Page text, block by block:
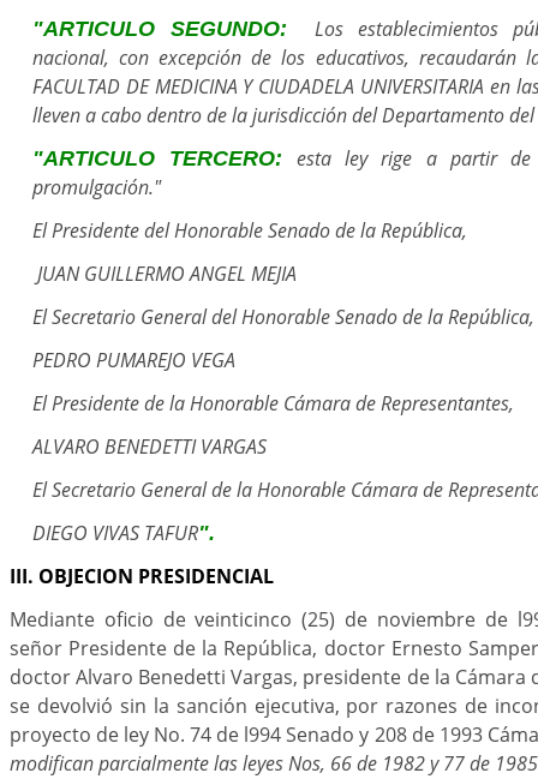
"ARTICULO SEGUNDO:
Los establecimientos
nacional, con excepción de los educativos, recaudarán
FACULTAD DE MEDICINA Y CIUDADELA UNIVERSITARIA en
lleven a cabo dentro de la jurisdicción del Departamento
"ARTICULO TERCERO:esta ley rige a partir
promulgación."
El Presidente del Honorable Senado de la República,
JUAN GUILLERMO ANGEL MEJIA
El Secretario General del Honorable Senado de la República,
PEDRO PUMAREJO VEGA
El Presidente de la Honorable Cámara de Representantes,
ALVARO BENEDETTI VARGAS
El Secretario General de la Honorable Cámara de
DIEGO VIVAS TAFUR".
III. OBJECION PRESIDENCIAL
Mediante oficio de veinticinco (25) de noviembre de
señor Presidente de la República, doctor Ernesto
doctor Alvaro Benedetti Vargas, presidente de la Cámara
se devolvió sin la sanción ejecutiva, por razones de
proyecto de ley No. 74 de l994 Senado y 208 de 1993
modifican parcialmente las leyes Nos, 66 de 1982 y 77 de